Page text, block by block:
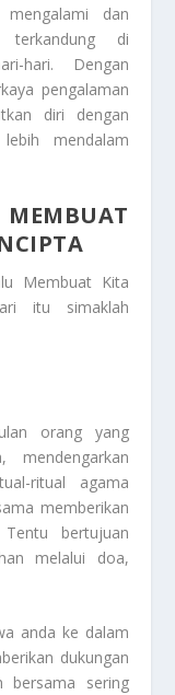
dan
terkandung di
hari. Dengan
pengalaman
diri dengan
mendalam
Membuat Kita
itu simaklah
orang yang
mendengarkan
ritual agama
memberikan
bertujuan
melalui doa,
anda ke dalam
dukungan
bersama sering